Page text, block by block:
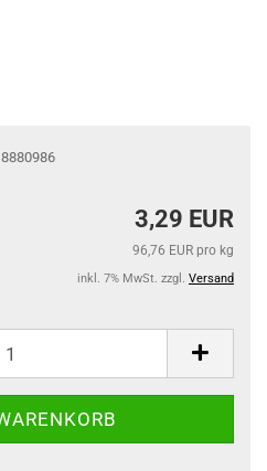
8880986
3,29 EUR
96,76 EUR pro kg
inkl. 7% MwSt. zzgl. Versand